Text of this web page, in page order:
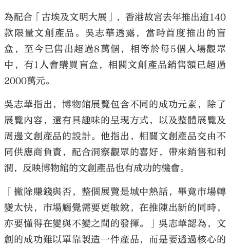
為配合「古埃及文明大展」，香港故宮去年推出逾140
款限量文創產品。吳志華透露，當時首度推出的盲
盒，至今已售出超過8萬個，相等於每5個入場觀眾
中，有1人會購買盲盒，相關文創產品銷售額已超過
2000萬元。
吳志華指出，博物館展覽包含不同的成功元素，除了
展覽內容，還有具趣味的呈現方式，以及整體展覽及
周邊文創產品的設計。他指出，相關文創產品交由不
同供應商負責，配合洞察觀眾的喜好，帶來銷售和利
潤，反映博物館的文創產品也有成功的機會。
「撇除賺錢與否，整個展覽是城中熱話，畢竟市場轉
變太快，市場觸覺需要更敏銳，在推陳出新的同時，
亦要懂得在變與不變之間的發揮。」吳志華認為，文
創的成功難以單靠製造一件產品，而是要透過核心的